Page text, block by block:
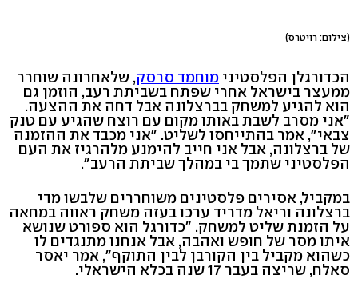
(צילום: רויטרס)
הכדורגלן הפלסטיני מוחמד סרסק, שלאחרונה שוחרר
ממעצר בישראל אחרי שפתח בשביתת רעב, הוזמן גם
הוא להגיע למשחק בברצלונה אבל דחה את ההצעה.
"אני מסרב לשבת באותו מקום עם רוצח שהגיע עם טנק
צבאי", אמר בהתייחסו לשליט. "אני מכבד את ההזמנה
של ברצלונה, אבל אני חייב להימנע מלהרגיז את העם
הפלסטיני שתמך בי במהלך שביתת הרעב".
במקביל, אסירים פלסטינים משוחררים שלבשו מדי
ברצלונה וריאל מדריד ערכו בעזה משחק ראווה במחאה
על הזמנת שליט למשחק. "כדורגל הוא ספורט שנושא
איתו מסר של חופש ואהבה, אבל אנחנו מתנגדים לו
כשהוא מקביל בין הקורבן לבין התוקף", אמר יאסר
סאלח, שריצה בעבר 17 שנה בכלא הישראלי.